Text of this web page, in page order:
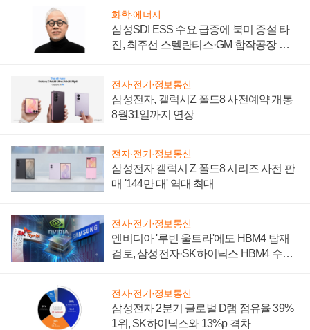
화학·에너지
삼성SDI ESS 수요 급증에 북미 증설 타
진, 최주선 스텔란티스·GM 합작공장 건
전자·전기·정보통신
삼성전자, 갤럭시Z 폴드8 사전예약 개통
8월31일까지 연장
전자·전기·정보통신
삼성전자 갤럭시 Z 폴드8 시리즈 사전 판
매 '144만 대' 역대 최대
전자·전기·정보통신
엔비디아 '루빈 울트라'에도 HBM4 탑재
검토, 삼성전자·SK하이닉스 HBM4 수율
전자·전기·정보통신
삼성전자 2분기 글로벌 D램 점유율 39%
1위, SK하이닉스와 13%p 격차